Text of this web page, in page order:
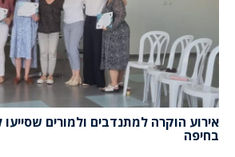
אירוע הוקרה למתנדבים ולמורים שסייעו
בחיפה